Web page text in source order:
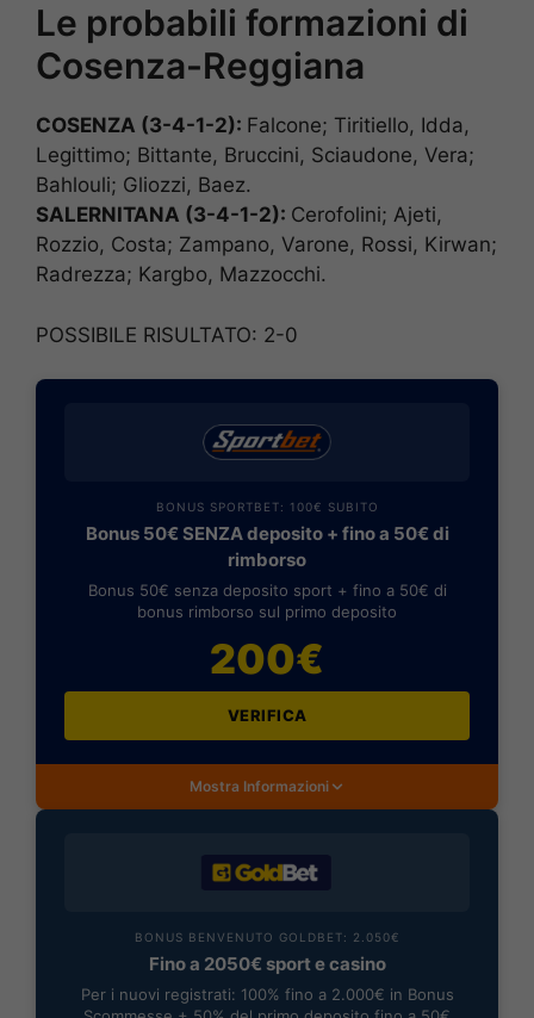
Le probabili formazioni di
Cosenza-Reggiana
COSENZA (3-4-1-2): Falcone; Tiritiello, Idda,
Legittimo; Bittante, Bruccini, Sciaudone, Vera;
Bahlouli; Gliozzi, Baez.
SALERNITANA (3-4-1-2): Cerofolini; Ajeti,
Rozzio, Costa; Zampano, Varone, Rossi, Kirwan;
Radrezza; Kargbo, Mazzocchi.
POSSIBILE RISULTATO: 2-0
BONUS SPORTBET: 100€ SUBITO
Bonus 50€ SENZA deposito + fino a 50€ di
rimborso
Bonus 50€ senza deposito sport + fino a 50€ di
bonus rimborso sul primo deposito
200€
VERIFICA
Mostra Informazioni
BONUS BENVENUTO GOLDBET: 2.050€
Fino a 2050€ sport e casino
Per i nuovi registrati: 100% fino a 2.000€ in Bonus